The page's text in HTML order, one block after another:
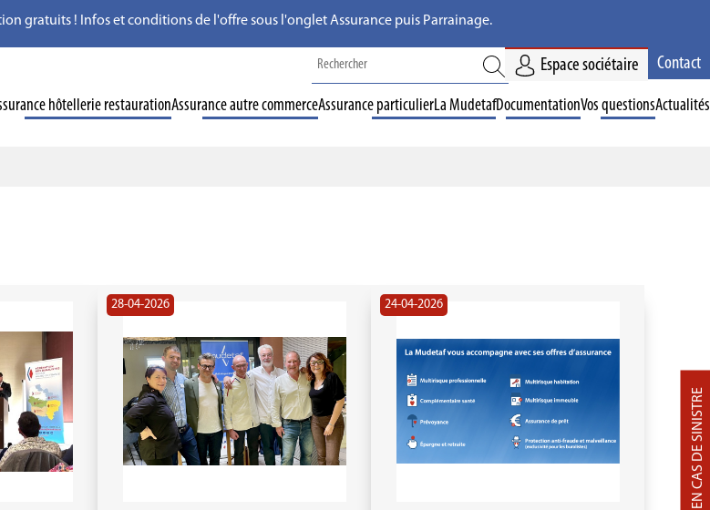
gratuits ! Infos et conditions de l'offre sous l'onglet Assurance puis Parrainage.
hôtellerie restaurationAssurance autre commerceAssurance particulierLa MudetafDocumentationVos questionsActualités
Espace sociétaire Contact
EN CAS DE SINISTRE
28-04-2026 24-04-2026